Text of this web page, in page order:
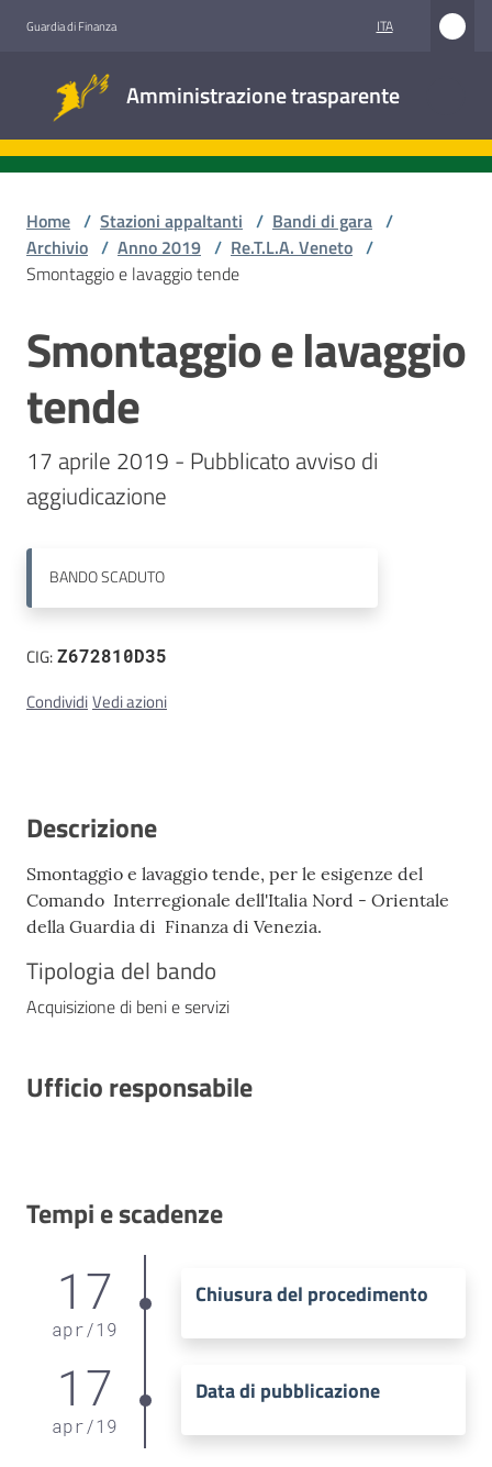
Guardia di Finanza ITA
Amministrazione trasparente
trasparente
Accesso
Stazioni
appaltanti
Contatti
Home / Stazioni appaltanti / Bandi di gara /
Archivio / Anno 2019 / Re.T.L.A. Veneto /
Smontaggio e lavaggio tende
Salta al contenuto
Smontaggio e lavaggio
tende
17 aprile 2019 - Pubblicato avviso di
BANDOSCADUTO
CIG:Z672810D35
CondividiVedi azioni
Descrizione
Smontaggio e lavaggio tende, per le esigenze del
Comando Interregionale dell'Italia Nord - Orientale
della Guardia di Finanza di Venezia.
Tipologia del bando
Acquisizione di beni e servizi
Ufficio responsabile
Tempi e scadenze
17
apr/19
Chiusura del procedimento
17
apr/19
Data di pubblicazione